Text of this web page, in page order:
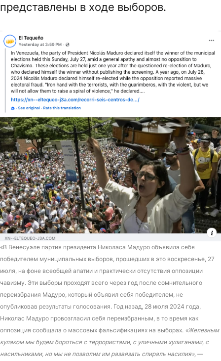
представлены в ходе выборов.
«В Венесуэле партия президента Николаса Мадуро объявила себя
победителем муниципальных выборов, прошедших в это воскресенье, 27
июля, на фоне всеобщей апатии и практически отсутствия оппозиции
чавизму. Эти выборы проходят всего через год после сомнительного
переизбрания Мадуро, который объявил себя победителем, не
опубликовав результаты голосования. Год назад, 28 июля 2024 года,
Николас Мадуро провозгласил себя переизбранным, в то время как
оппозиция сообщала о массовых фальсификациях на выборах. «Железным
кулаком мы будем бороться с террористами, с уличными хулиганами, с
насильниками, но мы не позволим им развязать спираль насилия», —